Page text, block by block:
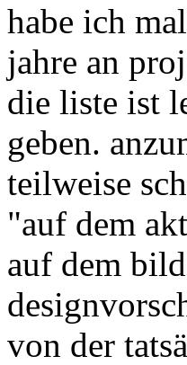
habe ich
jahre an
die liste ist
geben.
teilweise
"auf dem
auf dem
von der